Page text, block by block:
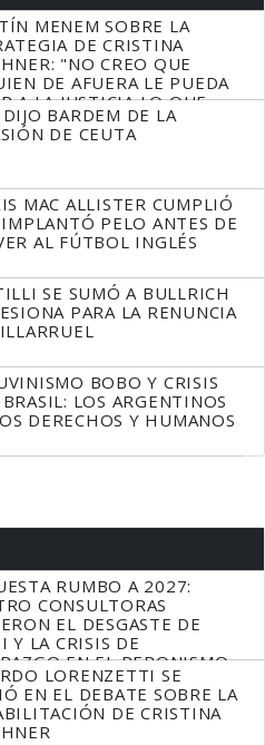
MENEM SOBRE LA
DE CRISTINA
"NO CREO QUE
DE AFUERA LE PUEDA
A LA JUSTICIA LO QUE
QUE HACER"
BARDEM DE LA
DE CEUTA
MAC ALLISTER CUMPLIÓ
PELO ANTES DE
AL FÚTBOL INGLÉS
SE SUMÓ A BULLRICH
PARA LA RENUNCIA
BOBO Y CRISIS
LOS ARGENTINOS
DERECHOS Y HUMANOS
RUMBO A 2027:
CONSULTORAS
EL DESGASTE DE
Y LA CRISIS DE
EN EL PERONISMO
LORENZETTI SE
EN EL DEBATE SOBRE LA
DE CRISTINA